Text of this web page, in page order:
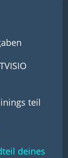
teil
deines